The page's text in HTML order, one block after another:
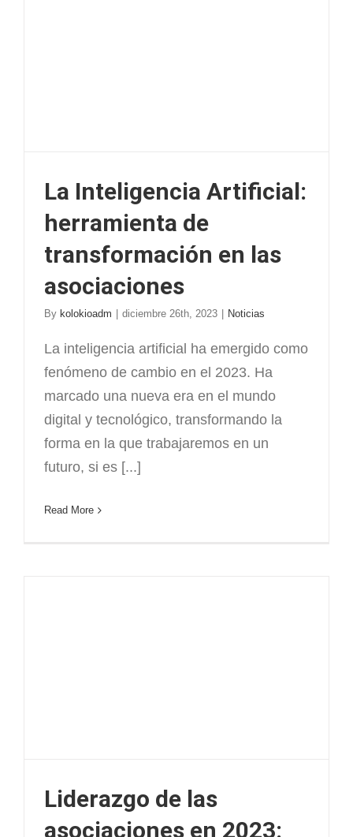
La Inteligencia Artificial:
herramienta de
transformación en las
asociaciones
By kolokioadm diciembre 26th, 2023 Noticias
La inteligencia artificial ha emergido como
fenómeno de cambio en el 2023. Ha
marcado una nueva era en el mundo
digital y tecnológico, transformando la
forma en la que trabajaremos en un
futuro, si es [...]
Read More
Liderazgo de las
asociaciones en 2023: